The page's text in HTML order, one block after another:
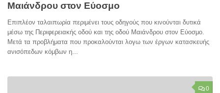
Μαιάνδρου στον Εύοσμο
Επιπλέον ταλαιπωρία περιμένει τους οδηγούς που κινούνται δυτικά
μέσω της Περιφερειακής οδού και της οδού Μαιάνδρου στον Εύοσμο.
Μετά τα προβλήματα που προκαλούνται λογω των έργων κατασκευής
ανισόπεδων κόμβων η...
0